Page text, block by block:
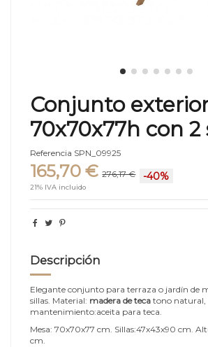
Conjunto
70x70x77h con 2
Referencia SPN_09925
165,70 € 276,17 € -40%
21% IVA incluido
Descripción
Elegante conjunto para terraza o jardín de
sillas. Material: madera de teca tono natural,
mantenimiento:aceita para teca.
Mesa: 70x70x77 cm. Sillas:47x43x90 cm.
cm.